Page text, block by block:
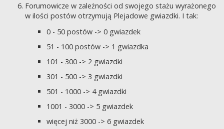
Forumowicze w zależności od swojego stażu wyrażonego
w ilości postów otrzymują Plejadowe gwiazdki. I tak:
0 - 50 postów -> 0 gwiazdek
51 - 100 postów -> 1 gwiazdka
101 - 300 -> 2 gwiazdki
301 - 500 -> 3 gwiazdki
501 - 1000 -> 4 gwiazdki
1001 - 3000 -> 5 gwiazdek
więcej niż 3000 -> 6 gwiazdek